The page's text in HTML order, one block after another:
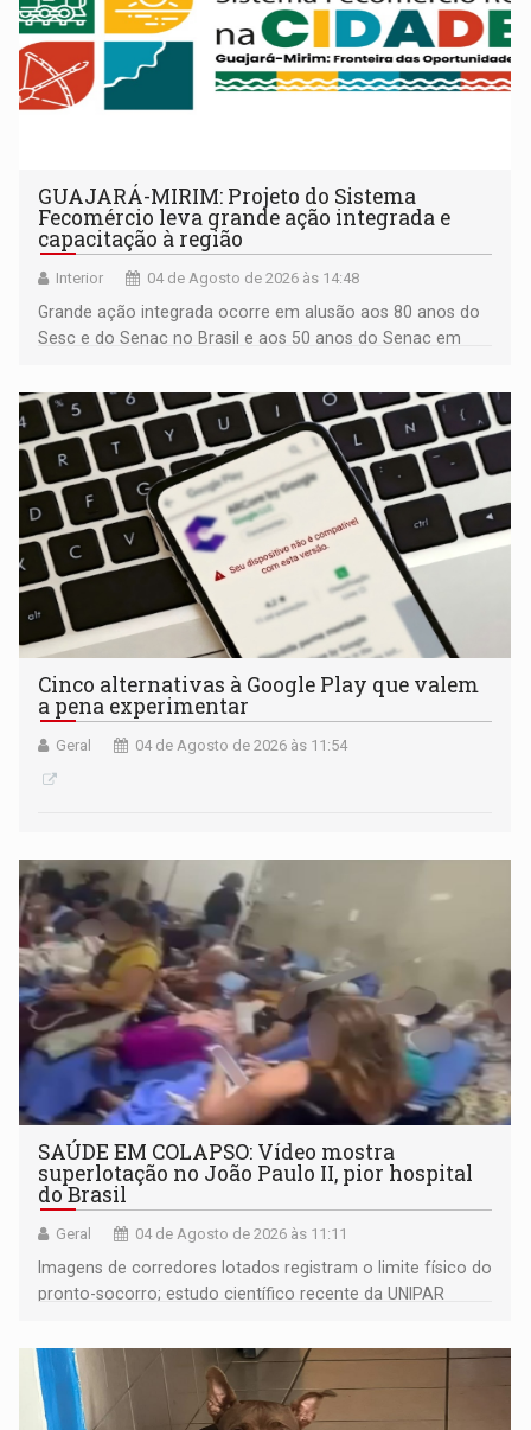
GUAJARÁ-MIRIM: Projeto do Sistema
Fecomércio leva grande ação integrada e
capacitação à região
Interior 04 de Agosto de 2026 às 14:48
Grande ação integrada ocorre em alusão aos 80 anos do
Sesc e do Senac no Brasil e aos 50 anos do Senac em
Cinco alternativas à Google Play que valem
a pena experimentar
Geral 04 de Agosto de 2026 às 11:54
SAÚDE EM COLAPSO: Vídeo mostra
superlotação no João Paulo II, pior hospital
do Brasil
Geral 04 de Agosto de 2026 às 11:11
Imagens de corredores lotados registram o limite físico do
pronto-socorro; estudo científico recente da UNIPAR
amarga até 29 dias de espera por transferências devido
ao colapso de fluxo da regulação